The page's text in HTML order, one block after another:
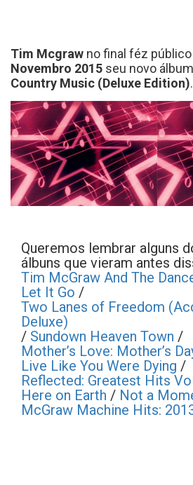
Tim Mcgraw no final féz público
Novembro 2015 seu novo
Country Music (Deluxe Edition).
Queremos lembrar alguns
álbuns que vieram antes
Tim McGraw And The
Let It Go /
Two Lanes of Freedom
Deluxe)
/ Sundown Heaven Town /
Mother’s Love: Mother’s
Live Like You Were Dying /
Reflected: Greatest Hits
Here on Earth / Not a
McGraw Machine Hits: